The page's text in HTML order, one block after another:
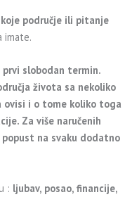
koje područje ili pitanje
imate.
slobodan termin.
života sa nekoliko
ovisi i o tome koliko toga
Za više naručenih
na svaku dodatno
: ljubav, posao, financije,